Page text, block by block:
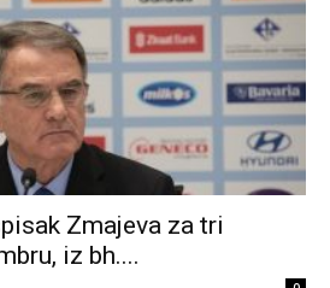
Zmajeva za tri
iz bh....